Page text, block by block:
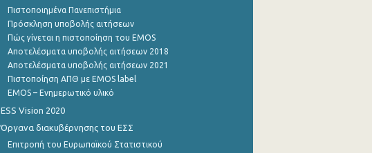
Πιστοποιημένα Πανεπιστήμια
Πρόσκληση υποβολής αιτήσεων
Πώς γίνεται η πιστοποίηση του EMOS
Αποτελέσματα υποβολής αιτήσεων 2018
Αποτελέσματα υποβολής αιτήσεων 2021
Πιστοποίηση ΑΠΘ με EMOS label
EMOS – Ενημερωτικό υλικό
ESS Vision 2020
Όργανα διακυβέρνησης του ΕΣΣ
Επιτροπή του Ευρωπαϊκού Στατιστικού